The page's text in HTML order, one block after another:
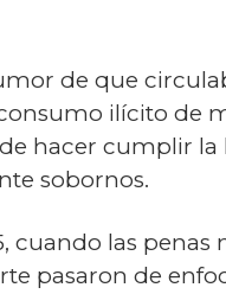
de que
ilícito de
hacer cumplir la
sobornos.
cuando las penas
pasaron de